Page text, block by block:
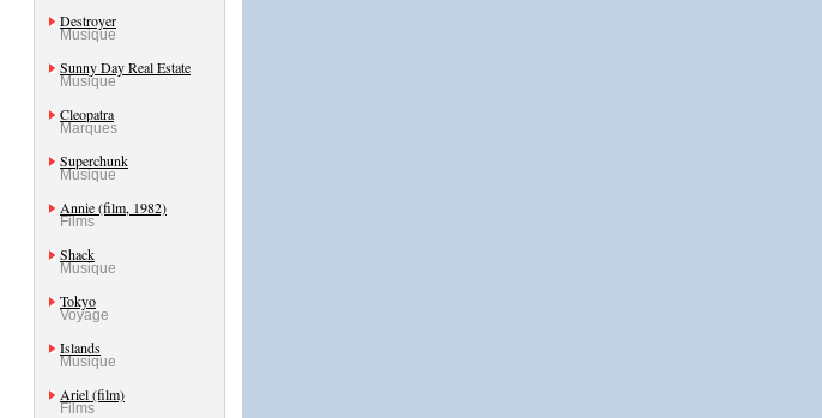
Destroyer
Musique
Sunny Day Real Estate
Musique
Cleopatra
Marques
Superchunk
Musique
Annie (film, 1982)
Films
Shack
Musique
Tokyo
Voyage
Islands
Musique
Ariel (film)
Films